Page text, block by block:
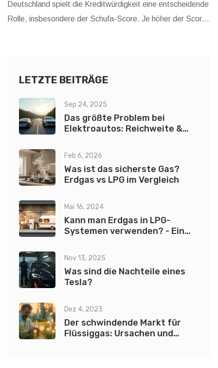
Deutschland spielt die Kreditwürdigkeit eine entscheidende
Rolle, insbesondere der Schufa-Score. Je höher der Score,
LETZTE BEITRÄGE
Sep 24, 2025
Das größte Problem bei
Elektroautos: Reichweite &
Feb 6, 2026
Was ist das sicherste Gas?
Erdgas vs LPG im Vergleich
Mai 16, 2024
Kann man Erdgas in LPG-
Systemen verwenden? - Ein
Nov 13, 2025
Was sind die Nachteile eines
Tesla?
Dez 4, 2023
Der schwindende Markt für
Flüssiggas: Ursachen und